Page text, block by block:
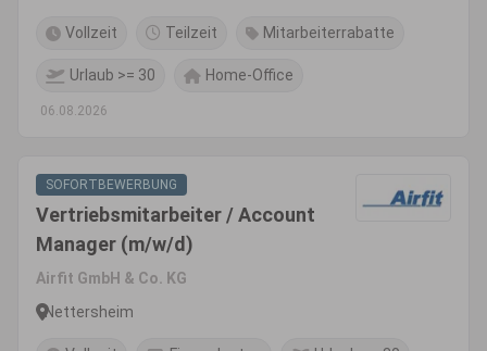
Vollzeit Teilzeit Mitarbeiterrabatte
Urlaub >= 30 Home-Office
06.08.2026
SOFORTBEWERBUNG
Vertriebsmitarbeiter / Account
Manager (m/w/d)
Airfit GmbH & Co. KG
Nettersheim